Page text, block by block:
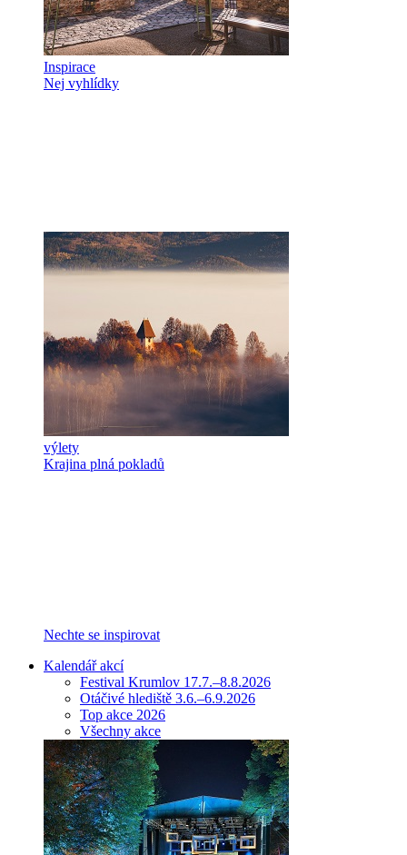
Inspirace
Nej vyhlídky
výlety
Krajina plná pokladů
Nechte se inspirovat
Kalendář akcí
Festival Krumlov 17.7.–8.8.2026
Otáčivé hlediště 3.6.–6.9.2026
Top akce 2026
Všechny akce